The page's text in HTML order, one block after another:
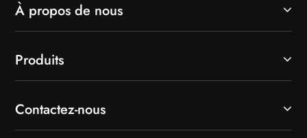
À propos de nous
Produits
Contactez-nous